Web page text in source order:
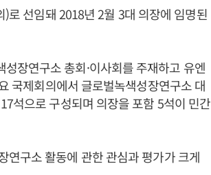
로 선임돼 2018년 2월 3대 의장에 임명된
장연구소 총회·이사회를 주재하고 유엔
국제회의에서 글로벌녹색성장연구소 대
석으로 구성되며 의장을 포함 5석이 민간
연구소 활동에 관한 관심과 평가가 크게